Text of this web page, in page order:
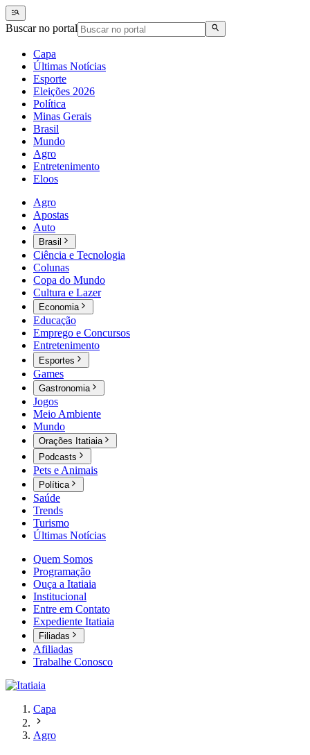
Buscar no portal
Capa
Últimas Notícias
Esporte
Eleições 2026
Política
Minas Gerais
Brasil
Mundo
Agro
Entretenimento
Eloos
Agro
Apostas
Auto
Brasil
Ciência e Tecnologia
Colunas
Copa do Mundo
Cultura e Lazer
Economia
Educação
Emprego e Concursos
Entretenimento
Esportes
Games
Gastronomia
Jogos
Meio Ambiente
Mundo
Orações Itatiaia
Podcasts
Pets e Animais
Política
Saúde
Trends
Turismo
Últimas Notícias
Quem Somos
Programação
Ouça a Itatiaia
Institucional
Entre em Contato
Expediente Itatiaia
Filiadas
Afiliadas
Trabalhe Conosco
Capa
Agro